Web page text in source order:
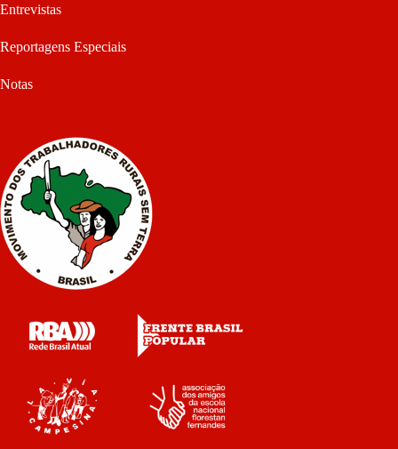
Entrevistas
Reportagens Especiais
Notas